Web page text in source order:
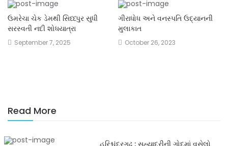
ઉમરેચા ચેક ડેમથી સિધ્ધ્પુર સુધી
સરસ્વતી નદી શોધયાત્રા
September 7, 2025
ગીરાધોધ અને વનસ્પતિ ઉદ્યાનની
મુલાકાત
October 26, 2023
Read More